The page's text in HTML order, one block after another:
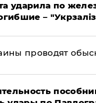
ударила по
–
проводят